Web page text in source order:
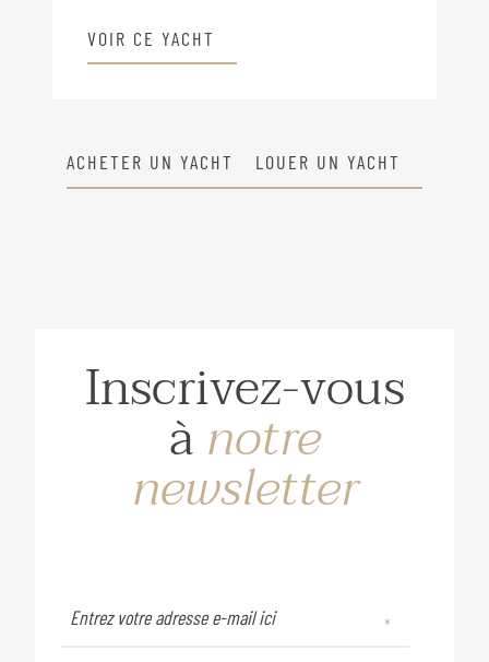
VOIR CE YACHT
ACHETER UN YACHT LOUER UN YACHT
Inscrivez-vous
ànotre
newsletter